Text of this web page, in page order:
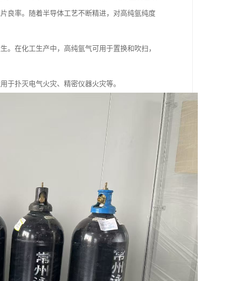
良率。随着半导体工艺不断精进，对高纯氩纯度
。在化工生产中，高纯氩气可用于置换和吹扫，
于扑灭电气火灾、精密仪器火灾等。